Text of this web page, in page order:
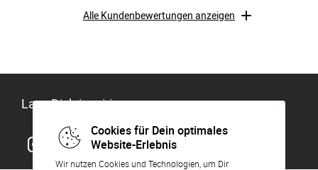
Cookies für Dein optimales
Website-Erlebnis
Wir nutzen Cookies und Technologien, um Dir
Alle Kundenbewertungen anzeigen
Lass Dich inspirieren